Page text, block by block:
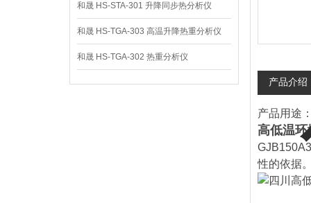
和晟 HS-STA-301 升降同步热分析仪
和晟 HS-TGA-303 高温升降热重分析仪
和晟 HS-TGA-302 热重分析仪
产品介绍
产品用途
高低温
性的依据